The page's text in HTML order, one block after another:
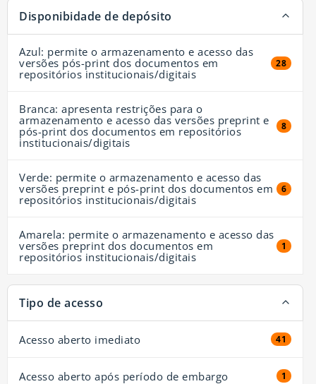
Disponibidade de depósito
Azul: permite o armazenamento e acesso das
versões pós-print dos documentos em
repositórios institucionais/digitais
28
28
Branca: apresenta restrições para o
armazenamento e acesso das versões preprint e
pós-print dos documentos em repositórios
institucionais/digitais
8
8
Verde: permite o armazenamento e acesso das
versões preprint e pós-print dos documentos em
repositórios institucionais/digitais
6
6
Amarela: permite o armazenamento e acesso das
versões preprint dos documentos em
repositórios institucionais/digitais
1
1
Tipo de acesso
Acesso aberto imediato 41
41
Acesso aberto após período de embargo 1
1